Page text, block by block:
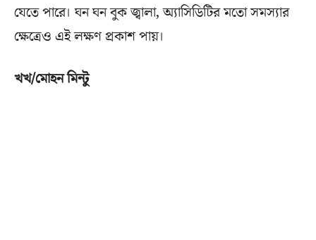
যেতে পারে। ঘন ঘন বুক জ্বালা, অ্যাসিডিটির মতো সমস্যার
ক্ষেত্রেও এই লক্ষণ প্রকাশ পায়।
খখ/মোহন মিন্টু